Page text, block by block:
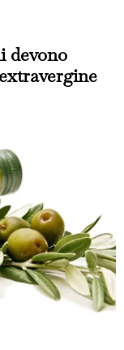
devono